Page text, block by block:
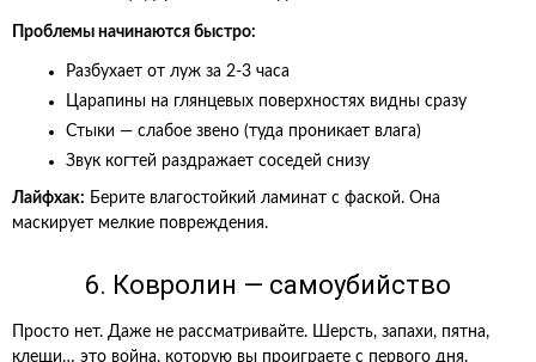
Проблемы начинаются быстро:
Разбухает от луж за 2-3 часа
Царапины на глянцевых поверхностях видны сразу
Стыки — слабое звено (туда проникает влага)
Звук когтей раздражает соседей снизу
Лайфхак: Берите влагостойкий ламинат с фаской. Она
маскирует мелкие повреждения.
6. Ковролин — самоубийство
Просто нет. Даже не рассматривайте. Шерсть, запахи, пятна,
клещи… это война, которую вы проиграете с первого дня.